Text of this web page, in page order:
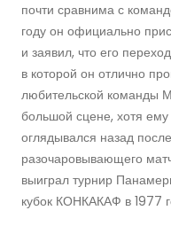
почти сравнима с
году он официально
и заявил, что его
в которой он отлично
любительской команды
большой сцене, хотя ему
оглядывался назад
разочаровывающего
выиграл турнир
кубок КОНКАКАФ в 1977